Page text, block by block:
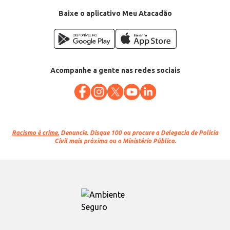
Baixe o aplicativo Meu Atacadão
Acompanhe a gente nas redes sociais
Racismo é crime. Denuncie. Disque 100 ou procure a Delegacia de Polícia
Civil mais próxima ou o Ministério Público.